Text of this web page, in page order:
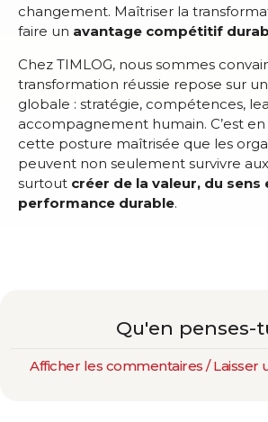
changement. Maîtriser la
faire un avantage compétitif
Chez TIMLOG, nous sommes
transformation réussie repose sur
globale : stratégie, compétences,
accompagnement humain. C’est
cette posture maîtrisée que les
peuvent non seulement survivre
surtout créer de la valeur, du sens
performance durable.
Qu'en penses-
Afficher les commentaires / Laisser